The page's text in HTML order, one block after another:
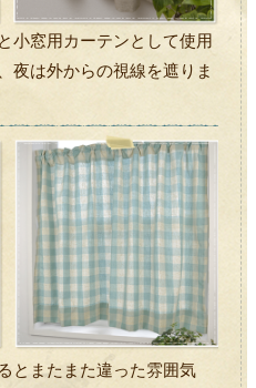
小窓用カーテンとして使用
夜は外からの視線を遮りま
とまたまた違った雰囲気